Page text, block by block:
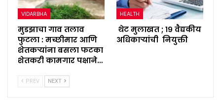
VIDARBHA
मुडझाचा गाव तलाव
फुटला : मच्छीमार आणि
शेतकऱ्यांना बसला फटका
शेतकरी कामगार पक्षाने…
HEALTH
थेट मुलाखत ; १९ वैद्यकीय
अधिकाऱ्यांची नियुक्ती
PREV NEXT